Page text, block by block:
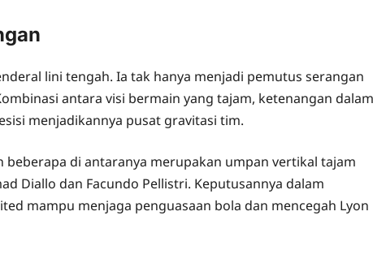
lini tengah. Ia tak hanya menjadi pemutus serangan
antara visi bermain yang tajam, ketenangan dalam
menjadikannya pusat gravitasi tim.
beberapa di antaranya merupakan umpan vertikal tajam
Diallo dan Facundo Pellistri. Keputusannya dalam
mampu menjaga penguasaan bola dan mencegah Lyon